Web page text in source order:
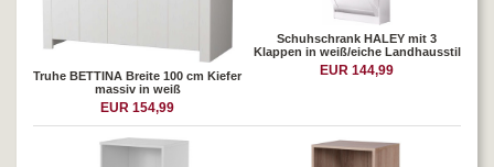
Truhe BETTINA Breite 100 cm Kiefer
massiv in weiß
EUR 154,99
Schuhschrank HALEY mit 3
Klappen in weiß/eiche Landhausstil
EUR 144,99